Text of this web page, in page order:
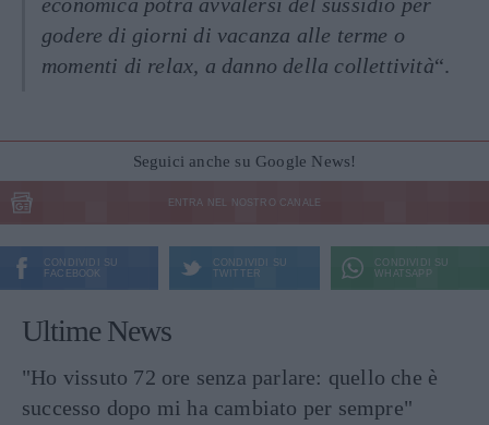
godere di giorni di vacanza alle terme o
momenti di relax, a danno della collettività“.
Seguici anche su Google News!
ENTRA NEL NOSTRO CANALE
CONDIVIDI SU
FACEBOOK
CONDIVIDI SU
TWITTER
CONDIVIDI SU
WHATSAPP
Ultime News
"Ho vissuto 72 ore senza parlare: quello che è
successo dopo mi ha cambiato per sempre"